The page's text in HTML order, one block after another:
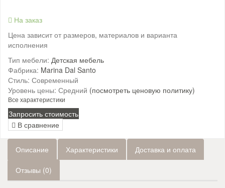
На заказ
Цена зависит от размеров, материалов и варианта
исполнения
Тип мебели: Детская мебель
Фабрика: Marina Dal Santo
Стиль: Современный
Уровень цены: Средний (посмотреть ценовую политику)
Все характеристики
Запросить стоимость
В сравнение
Описание Характеристики Доставка и оплата
Отзывы (0)